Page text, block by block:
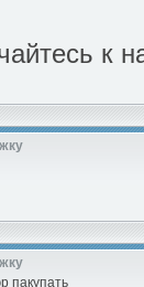
к
пакупать